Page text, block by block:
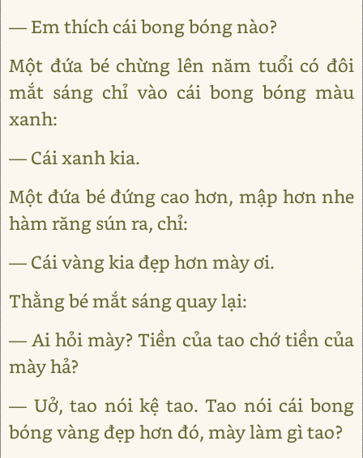
— Em thích cái bong bóng nào?
Một đứa bé chừng lên năm tuổi có đôi
mắt sáng chỉ vào cái bong bóng màu
xanh:
— Cái xanh kia.
Một đứa bé đứng cao hơn, mập hơn nhe
hàm răng sún ra, chỉ:
— Cái vàng kia đẹp hơn mày ơi.
Thằng bé mắt sáng quay lại:
— Ai hỏi mày? Tiền của tao chớ tiền của
mày hả?
— Uở, tao nói kệ tao. Tao nói cái bong
bóng vàng đẹp hơn đó, mày làm gì tao?